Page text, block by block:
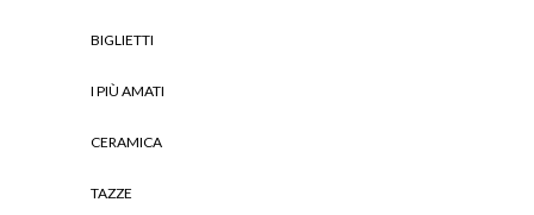
BIGLIETTI
I PIÙ AMATI
CERAMICA
TAZZE